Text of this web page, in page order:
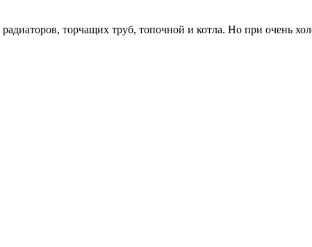
торчащих труб, топочной и котла. Но при очень